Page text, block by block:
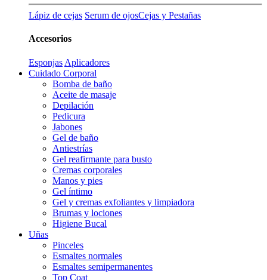
Lápiz de cejas Serum de ojosCejas y Pestañas
Accesorios
Esponjas Aplicadores
Cuidado Corporal
Bomba de baño
Aceite de masaje
Depilación
Pedicura
Jabones
Gel de baño
Antiestrías
Gel reafirmante para busto
Cremas corporales
Manos y pies
Gel íntimo
Gel y cremas exfoliantes y limpiadora
Brumas y lociones
Higiene Bucal
Uñas
Pinceles
Esmaltes normales
Esmaltes semipermanentes
Top Coat